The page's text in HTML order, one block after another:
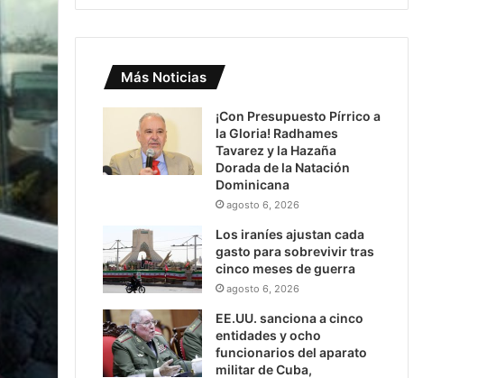
Más Noticias
¡Con Presupuesto Pírrico a
la Gloria! Radhames
Tavarez y la Hazaña
Dorada de la Natación
Dominicana
agosto 6, 2026
Los iraníes ajustan cada
gasto para sobrevivir tras
cinco meses de guerra
agosto 6, 2026
EE.UU. sanciona a cinco
entidades y ocho
funcionarios del aparato
militar de Cuba,